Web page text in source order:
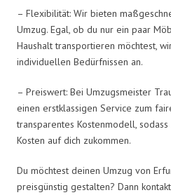
– Flexibilität: Wir bieten
Umzug. Egal, ob du nur ein paar
Haushalt transportieren möchtest,
individuellen Bedürfnissen an.
– Preiswert: Bei Umzugsmeister
einen erstklassigen Service zum
transparentes Kostenmodell,
Kosten auf dich zukommen.
Du möchtest deinen Umzug von
preisgünstig gestalten? Dann